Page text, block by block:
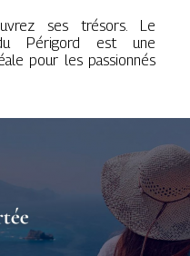
ses trésors. Le
Périgord est une
pour les passionnés